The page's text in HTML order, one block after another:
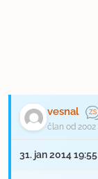
vesnal
član od 2002
31. jan 2014 19:55